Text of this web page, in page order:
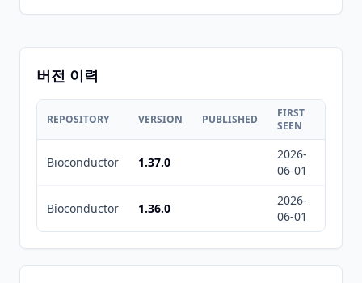
버전 이력
REPOSITORY VERSION PUBLISHED
FIRST
SEEN
Bioconductor 1.37.0
2026-
06-01
Bioconductor 1.36.0
2026-
06-01